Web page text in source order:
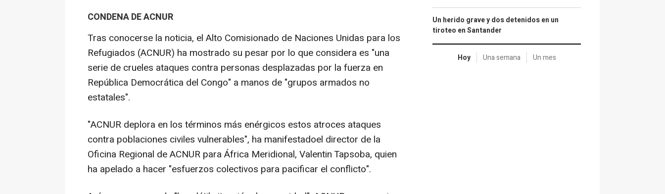
CONDENA DE ACNUR
Tras conocerse la noticia, el Alto Comisionado de Naciones Unidas para los
Refugiados (ACNUR) ha mostrado su pesar por lo que considera es "una
serie de crueles ataques contra personas desplazadas por la fuerza en
República Democrática del Congo" a manos de "grupos armados no
estatales".
"ACNUR deplora en los términos más enérgicos estos atroces ataques
contra poblaciones civiles vulnerables", ha manifestadoel director de la
Oficina Regional de ACNUR para África Meridional, Valentin Tapsoba, quien
ha apelado a hacer "esfuerzos colectivos para pacificar el conflicto".
Un herido grave y dos detenidos en un
tiroteo en Santander
Hoy Una semana Un mes